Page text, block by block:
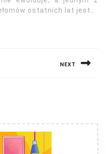
ostatnich lat jest…
NEXT